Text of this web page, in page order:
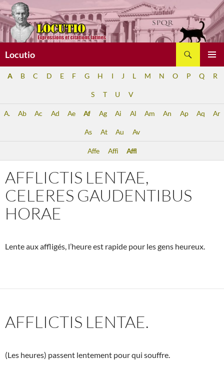
Aller
au
contenu
Locutio
A B C D E F G H I J L M N O P Q R
S T U V
A. Ab Ac Ad Ae Af Ag Ai Al Am An Ap Aq Ar
As At Au Av
Affe Affi Affl
AFFLICTIS LENTAE,
CELERES GAUDENTIBUS
HORAE
Lente aux affligés, l’heure est rapide pour les gens heureux.
AFFLICTIS LENTAE.
(Les heures) passent lentement pour qui souffre.